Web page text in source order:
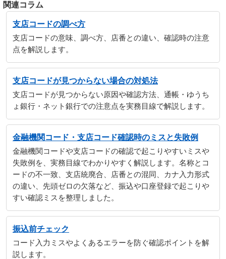
関連コラム
支店コードの調べ方
支店コードの意味、調べ方、店番との違い、確認時の注意
点を解説します。
支店コードが見つからない場合の対処法
支店コードが見つからない原因や確認方法、通帳・ゆうち
ょ銀行・ネット銀行での注意点を実務目線で解説します。
金融機関コード・支店コード確認時のミスと失敗例
金融機関コードや支店コードの確認で起こりやすいミスや
失敗例を、実務目線でわかりやすく解説します。名称とコ
ードの不一致、支店統廃合、店番との混同、カナ入力形式
の違い、先頭ゼロの欠落など、振込や口座登録で起こりや
すい確認ミスを整理しました。
振込前チェック
コード入力ミスやよくあるエラーを防ぐ確認ポイントを解
説します。